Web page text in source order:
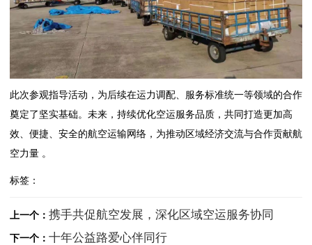
此次参观指导活动，为后续在运力调配、服务标准统一等领域的合作
奠定了坚实基础。未来，持续优化空运服务品质，共同打造更加高
效、便捷、安全的航空运输网络，为推动区域经济交流与合作贡献航
空力量 。
标签：
上一个： 携手共促航空发展，深化区域空运服务协同
下一个： 十年公益路爱心伴同行